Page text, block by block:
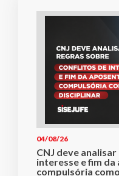
04/08/26
CNJ deve
interesse e fim
compulsória